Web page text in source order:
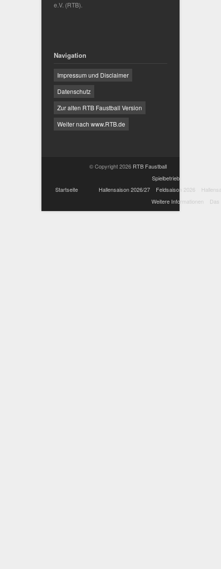
e.V. (RTB).
Navigation
Impressum und Disclaimer
Datenschutz
Zur alten RTB Faustball Version
Weiter nach www.RTB.de
© Copyright 2026 RTB Faustball
Startseite
Spielbetrieb
Hallensaison 2026/27
Feldsaison 2026
Weitere Informationen
Das